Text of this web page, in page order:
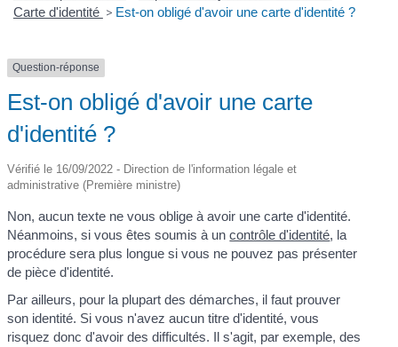
Carte d'identité > Est-on obligé d'avoir une carte d'identité ?
Question-réponse
Est-on obligé d'avoir une carte
d'identité ?
Vérifié le 16/09/2022 - Direction de l'information légale et
administrative (Première ministre)
Non, aucun texte ne vous oblige à avoir une carte d'identité.
Néanmoins, si vous êtes soumis à uncontrôle d'identité, la
procédure sera plus longue si vous ne pouvez pas présenter
de pièce d'identité.
Par ailleurs, pour la plupart des démarches, il faut prouver
son identité. Si vous n'avez aucun titre d'identité, vous
risquez donc d'avoir des difficultés. Il s'agit, par exemple, des